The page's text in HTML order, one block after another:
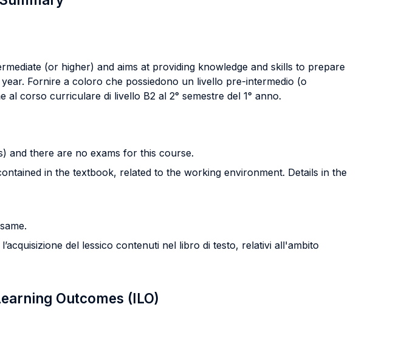
(or higher) and aims at providing knowledge and skills to prepare
Fornire a coloro che possiedono un livello pre-intermedio (o
corso curriculare di livello B2 al 2° semestre del 1° anno.
and there are no exams for this course.
in the textbook, related to the working environment. Details in the
del lessico contenuti nel libro di testo, relativi all'ambito
Outcomes (ILO)